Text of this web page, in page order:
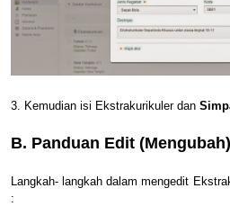
3. Kemudian isi Ekstrakurikuler dan
B. Panduan Edit
Langkah- langkah dalam mengedit
: